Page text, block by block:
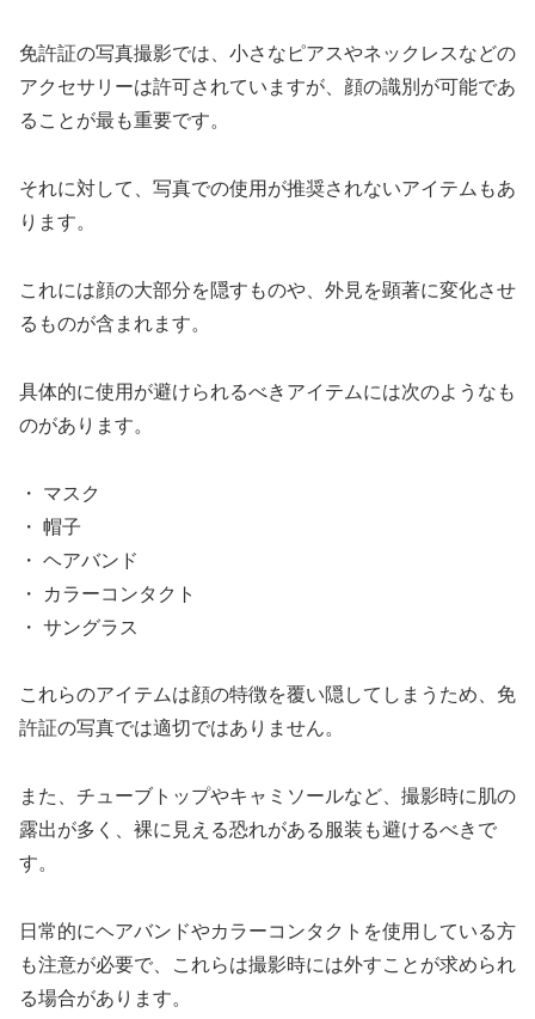
免許証の写真撮影では、小さなピアスやネックレスなどの
アクセサリーは許可されていますが、顔の識別が可能であ
ることが最も重要です。
それに対して、写真での使用が推奨されないアイテムもあ
ります。
これには顔の大部分を隠すものや、外見を顕著に変化させ
るものが含まれます。
具体的に使用が避けられるべきアイテムには次のようなも
のがあります。
・ マスク
・ 帽子
・ ヘアバンド
・ カラーコンタクト
・ サングラス
これらのアイテムは顔の特徴を覆い隠してしまうため、免
許証の写真では適切ではありません。
また、チューブトップやキャミソールなど、撮影時に肌の
露出が多く、裸に見える恐れがある服装も避けるべきで
す。
日常的にヘアバンドやカラーコンタクトを使用している方
も注意が必要で、これらは撮影時には外すことが求められ
る場合があります。